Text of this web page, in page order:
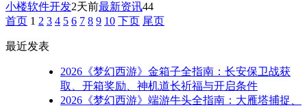
小楼软件开发2天前最新资讯44
首页 1 2 3 4 5 6 7 8 9 10 下页 尾页
最近发表
2026《梦幻西游》金箱子全指南：长安保卫战获
取、开箱奖励、神机道长祈福与开启条件
2026《梦幻西游》端游牛头全指南：大雁塔捕捉、